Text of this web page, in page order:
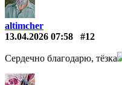
altimcher
13.04.2026 07:58
#12
Сердечно благодарю, тёзка